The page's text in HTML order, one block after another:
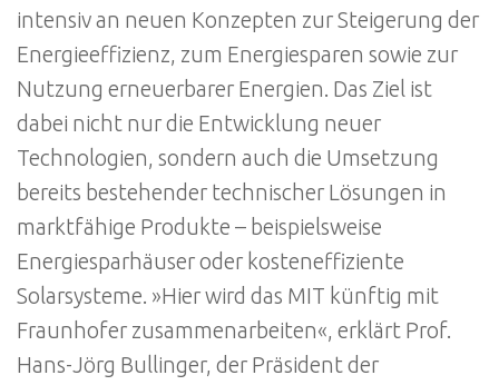
intensiv an neuen Konzepten zur Steigerung der
Energieeffizienz, zum Energiesparen sowie zur
Nutzung erneuerbarer Energien. Das Ziel ist
dabei nicht nur die Entwicklung neuer
Technologien, sondern auch die Umsetzung
bereits bestehender technischer Lösungen in
marktfähige Produkte – beispielsweise
Energiesparhäuser oder kosteneffiziente
Solarsysteme. »Hier wird das MIT künftig mit
Fraunhofer zusammenarbeiten«, erklärt Prof.
Hans-Jörg Bullinger, der Präsident der